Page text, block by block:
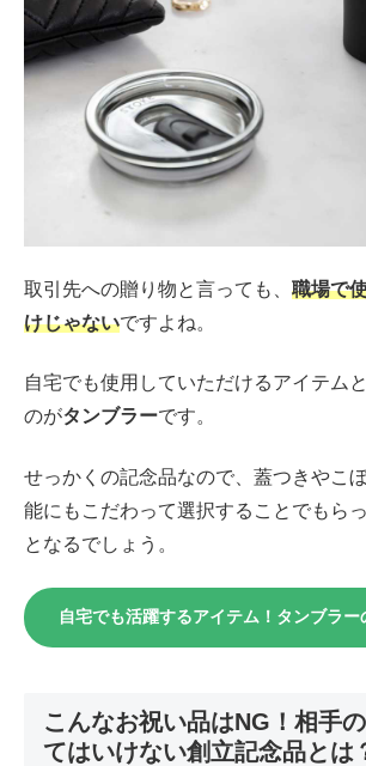
取引先への贈り物と言っても、 職場で
けじゃないですよね。
自宅でも使用していただけるアイテム
のがタンブラーです。
せっかくの記念品なので、蓋つきやこ
能にもこだわって選択することでもら
となるでしょう。
自宅でも活躍するアイテム！タンブラー
こんなお祝い品はNG！相手
てはいけない創立記念品とは